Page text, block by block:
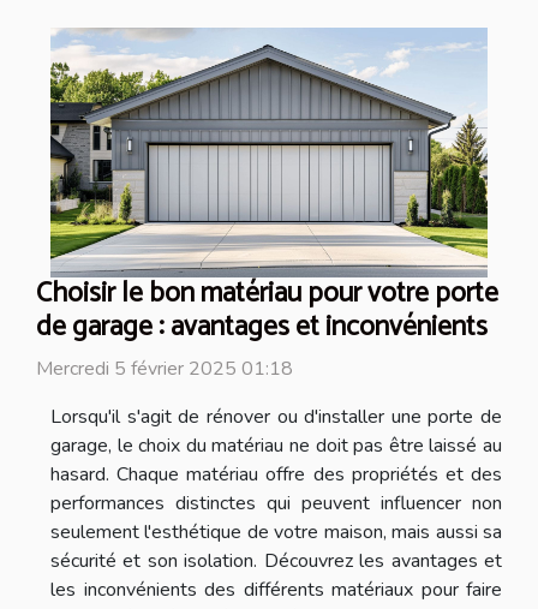
Choisir le bon matériau pour votre porte
de garage : avantages et inconvénients
Mercredi 5 février 2025 01:18
Lorsqu'il s'agit de rénover ou d'installer une porte de
garage, le choix du matériau ne doit pas être laissé au
hasard. Chaque matériau offre des propriétés et des
performances distinctes qui peuvent influencer non
seulement l'esthétique de votre maison, mais aussi sa
sécurité et son isolation. Découvrez les avantages et
les inconvénients des différents matériaux pour faire